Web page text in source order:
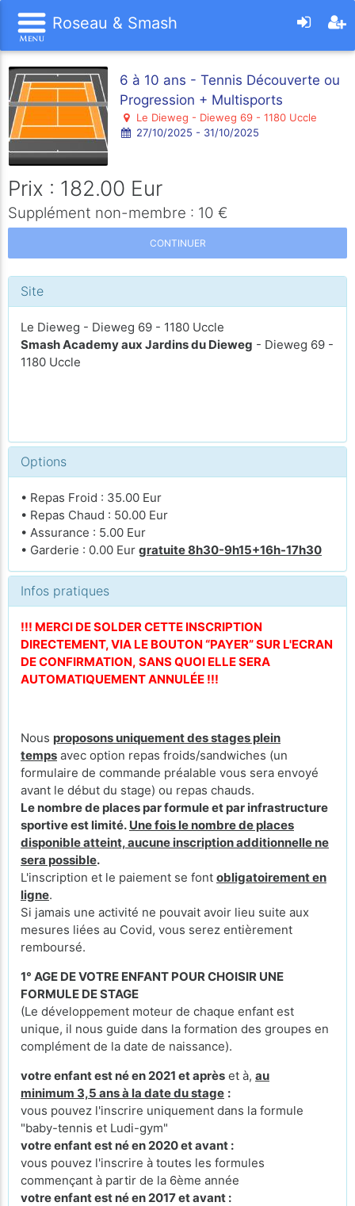
Roseau & Smash
6 à 10 ans - Tennis Découverte ou
Progression + Multisports
Le Dieweg - Dieweg 69 - 1180 Uccle
27/10/2025 - 31/10/2025
Prix : 182.00 Eur
Supplément non-membre : 10 €
CONTINUER
Site
Le Dieweg - Dieweg 69 - 1180 Uccle
Smash Academy aux Jardins du Dieweg - Dieweg 69 -
1180 Uccle
Options
• Repas Froid : 35.00 Eur
• Repas Chaud : 50.00 Eur
• Assurance : 5.00 Eur
• Garderie : 0.00 Eur gratuite 8h30-9h15+16h-17h30
Infos pratiques
!!! MERCI DE SOLDER CETTE INSCRIPTION
DIRECTEMENT, VIA LE BOUTON “PAYER” SUR L'ECRAN
DE CONFIRMATION, SANS QUOI ELLE SERA
AUTOMATIQUEMENT ANNULÉE !!!
Nous proposons uniquement des stages plein
temps avec option repas froids/sandwiches (un
formulaire de commande préalable vous sera envoyé
avant le début du stage) ou repas chauds.
Le nombre de places par formule et par infrastructure
sportive est limité. Une fois le nombre de places
disponible atteint, aucune inscription additionnelle ne
sera possible.
L'inscription et le paiement se font obligatoirement en
ligne.
Si jamais une activité ne pouvait avoir lieu suite aux
mesures liées au Covid, vous serez entièrement
remboursé.
1° AGE DE VOTRE ENFANT POUR CHOISIR UNE
FORMULE DE STAGE
(Le développement moteur de chaque enfant est
unique, il nous guide dans la formation des groupes en
complément de la date de naissance).
votre enfant est né en 2021 et après et à, au
minimum 3,5 ans à la date du stage :
vous pouvez l'inscrire uniquement dans la formule
"baby-tennis et Ludi-gym"
votre enfant est né en 2020 et avant :
vous pouvez l'inscrire à toutes les formules
commençant à partir de la 6ème année
votre enfant est né en 2017 et avant :